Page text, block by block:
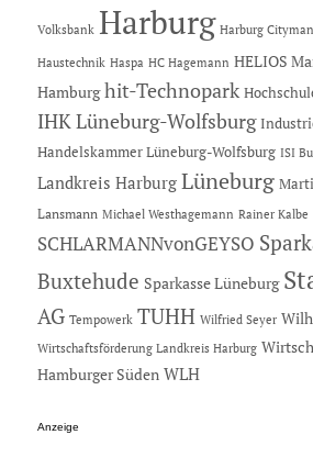
Volksbank Harburg Harburg
Haustechnik Haspa HC Hagemann HELIOS
Hamburg hit-Technopark
IHK Lüneburg-Wolfsburg
Handelskammer Lüneburg-Wolfsburg ISI
Landkreis Harburg Lüneburg
Lansmann Michael Westhagemann Rainer Kalbe
SCHLARMANNvonGEYSO
Buxtehude Sparkasse Lüneburg
AG Tempowerk TUHH Wilfried Seyer
Wirtschaftsförderung Landkreis Harburg
Hamburger Süden WLH
Anzeige